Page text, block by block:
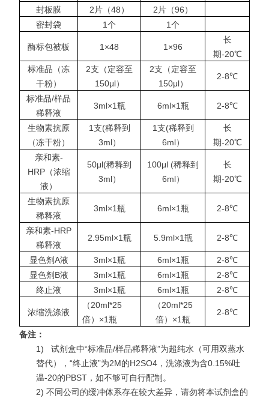
封板膜
2片（48）
2片（96）
密封袋
1个 1个
酶标包被板 1×48 1×96
长
期-20℃
标准品（冻
干粉）
2支（定容至
150μl）
2支（定容至
150μl）
2-8℃
标准品/样品
稀释液
3ml×1瓶 6ml×1瓶 2-8℃
生物素抗原
（冻干粉）
1支(稀释到
3ml）
1支(稀释到
6ml）
长
期-20℃
亲和素-
HRP（浓缩
液）
50μl(稀释到
3ml）
100μl (稀释到
6ml）
长
期-20℃
生物素抗原
稀释液
3ml×1瓶 6ml×1瓶 2-8℃
亲和素-HRP
稀释液
2.95ml×1瓶 5.9ml×1瓶 2-8℃
显色剂A液 3ml×1瓶 6ml×1瓶
2-8℃
显色剂B液
3ml×1瓶 6ml×1瓶
2-8℃
终止液
3ml×1瓶 6ml×1瓶 2-8℃
浓缩洗涤液
（20ml*25
倍）×1瓶
（20ml*25
倍）×1瓶
2-8℃
备注：
1)
试剂盒中“标准品/样品稀释液”为超纯水（可用双蒸水
替代），“终止液”为2M的H2SO4，洗涤液为含0.15%吐
温-20的PBST，如不够可自行配制。
2) 不同公司的缓冲体系存在较大差异，请勿将本试剂盒的